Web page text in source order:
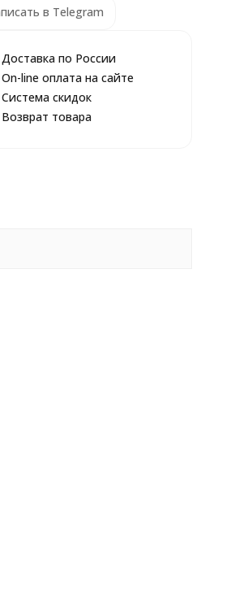
в Telegram
Доставка по России
On-line оплата на сайте
Система скидок
Возврат товара